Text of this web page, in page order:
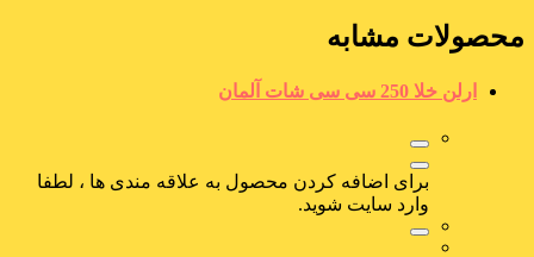
محصولات مشابه
ارلن خلا 250 سی سی شات آلمان
برای اضافه کردن محصول به علاقه مندی ها ، لطفا
وارد سایت شوید.